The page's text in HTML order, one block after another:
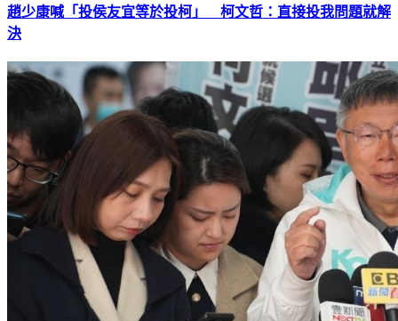
趙少康喊「投侯友宜等於投柯」 柯文哲：直接投我問題就解
決